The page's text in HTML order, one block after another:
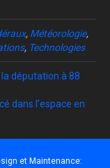
, Météorologie,
, Technologies
députation à 88
dans l’espace en
et Maintenance: